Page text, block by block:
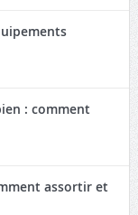
: comment
assortir et